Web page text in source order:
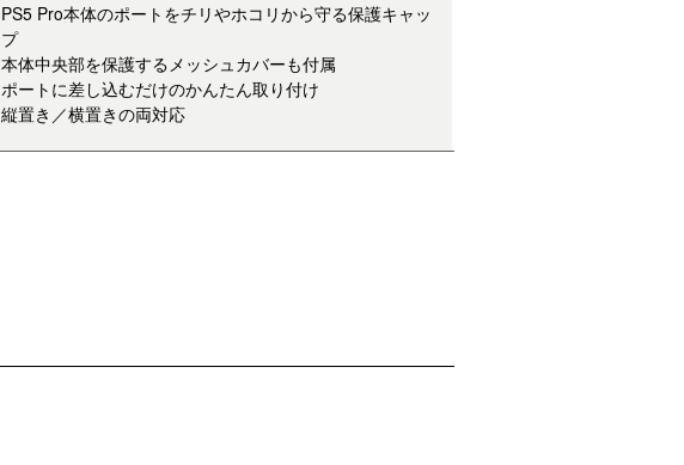
PS5 Pro本体のポートをチリやホコリから守る保護キャッ
プ
本体中央部を保護するメッシュカバーも付属
ポートに差し込むだけのかんたん取り付け
縦置き／横置きの両対応